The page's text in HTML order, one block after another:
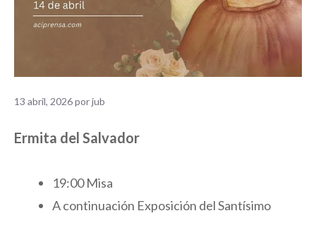
13 abril, 2026porjub
Ermita del Salvador
19:00 Misa
A continuación Exposición del Santísimo